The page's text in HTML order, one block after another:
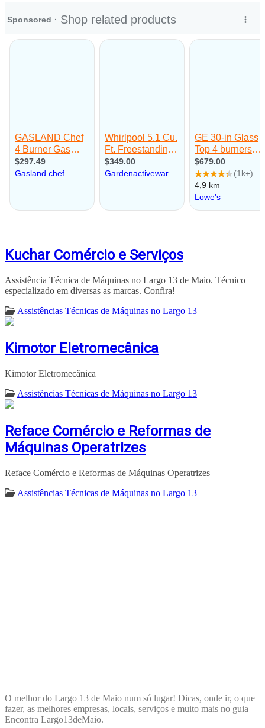
Kuchar Comércio e Serviços
Assistência Técnica de Máquinas no Largo 13 de Maio. Técnico
especializado em diversas as marcas. Confira!
Assistências Técnicas de Máquinas no Largo 13
Kimotor Eletromecânica
Kimotor Eletromecânica
Assistências Técnicas de Máquinas no Largo 13
Reface Comércio e Reformas de
Máquinas Operatrizes
Reface Comércio e Reformas de Máquinas Operatrizes
Assistências Técnicas de Máquinas no Largo 13
O melhor do Largo 13 de Maio num só lugar! Dicas, onde ir, o que
fazer, as melhores empresas, locais, serviços e muito mais no guia
Encontra Largo13deMaio.